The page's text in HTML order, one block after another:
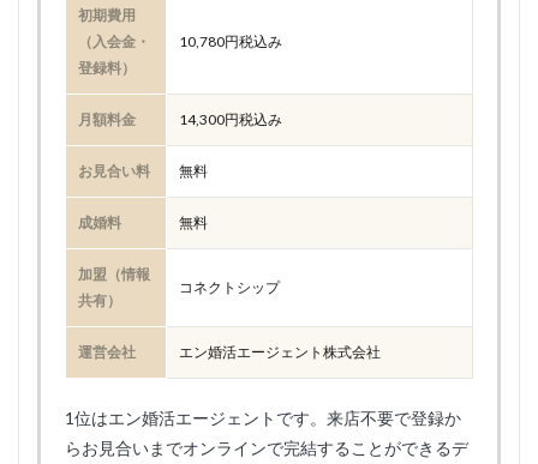
初期費用
（入会金・
登録料）
10,780円税込み
月額料金 14,300円税込み
お見合い料 無料
成婚料 無料
加盟（情報
共有）
コネクトシップ
運営会社 エン婚活エージェント株式会社
1位はエン婚活エージェントです。来店不要で登録か
らお見合いまでオンラインで完結することができるデ